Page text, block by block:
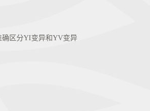
确区分YI变异和YV变异